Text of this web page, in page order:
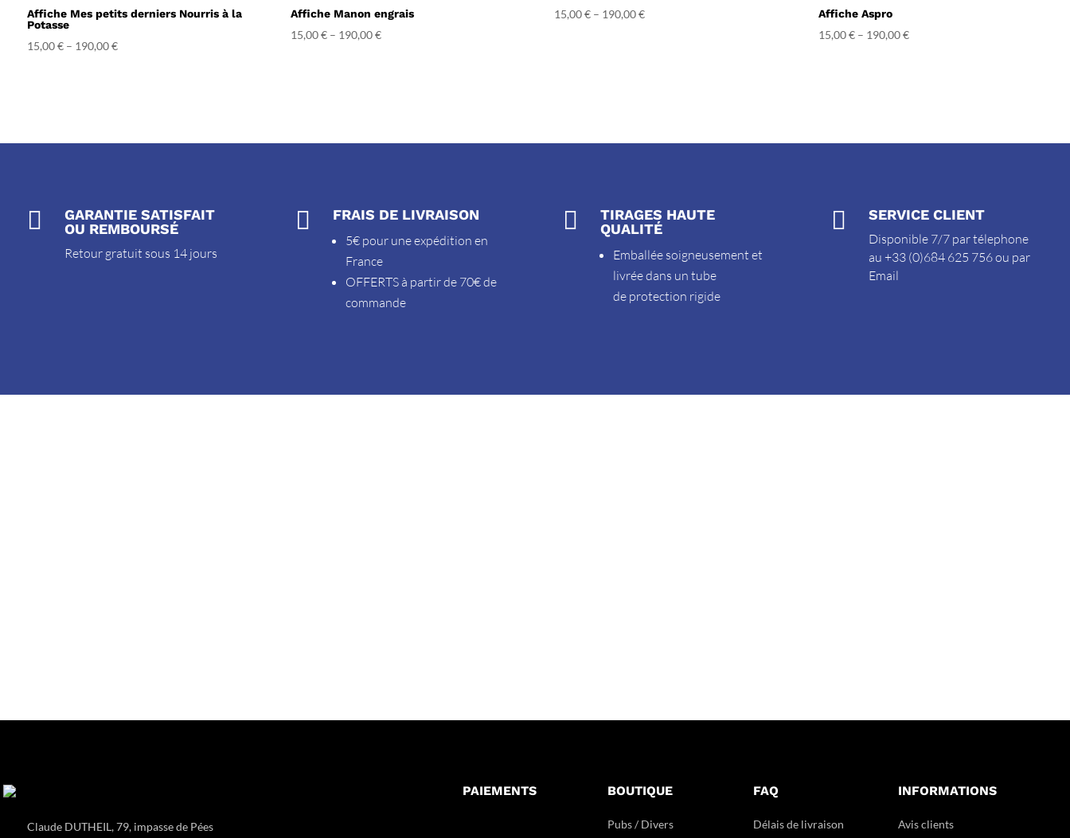
Affiche Mes petits derniers Nourris à la
Potasse
15,00€– 190,00€
Affiche Manon engrais
15,00€– 190,00€
15,00€ – 190,00€ Affiche Aspro
15,00€– 190,00€

GARANTIE SATISFAIT
OU REMBOURSÉ
Retour gratuit sous 14 jours
 FRAIS DE LIVRAISON
5€ pour une expédition en
France
OFFERTS à partir de 70€ de
commande

TIRAGES HAUTE
QUALITÉ
Emballée soigneusement et
livrée dans un tube
de protection rigide
 SERVICE CLIENT
Disponible 7/7 par télephone
au +33 (0)684 625 756 ou par
Email
Claude DUTHEIL, 79, impasse de Pées
PAIEMENTS BOUTIQUE
Pubs / Divers
FAQ
Délais de livraison
INFORMATIONS
Avis clients